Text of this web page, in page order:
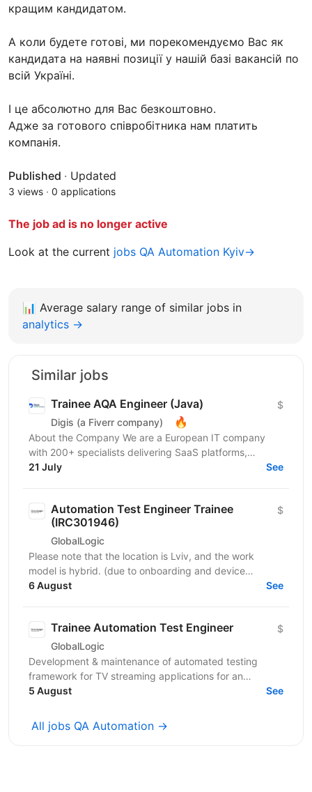
кращим кандидатом.
А коли будете готові, ми порекомендуємо Вас як
кандидата на наявні позиції у нашій базі вакансій по
всій Україні.
І це абсолютно для Вас безкоштовно.
Адже за готового співробітника нам платить
компанія.
Published · Updated
3 views · 0 applications
The job ad is no longer active
Look at the current jobs QA Automation Kyiv→
📊 Average salary range of similar jobs in
analytics →
Similar jobs
Trainee AQA Engineer (Java)
Digis (a Fiverr company) 🔥
$
About the Company We are a European IT company
with 200+ specialists delivering SaaS platforms,
enterprise solutions, and cloud-native products for
21 July See
Automation Test Engineer Trainee
(IRC301946)
GlobalLogic
$
Please note that the location is Lviv, and the work
model is hybrid. (due to onboarding and device
availability, an occasional visit to the office might be...
6 August See
Trainee Automation Test Engineer
GlobalLogic
$
Development & maintenance of automated testing
framework for TV streaming applications for an
international broadcasting company headquartered in
5 August See
All jobs QA Automation →